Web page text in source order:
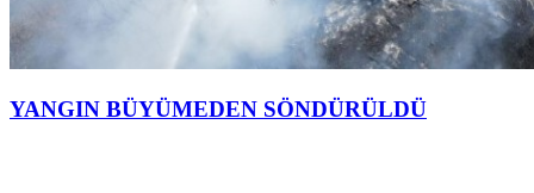
YANGIN BÜYÜMEDEN SÖNDÜRÜLDÜ